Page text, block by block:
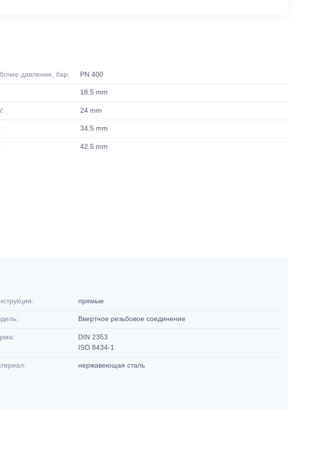
давление, бар: PN 400
18.5 mm
24 mm
34.5 mm
42.5 mm
прямые
Ввертное резьбовое соединение
DIN 2353
ISO 8434-1
нержавеющая сталь